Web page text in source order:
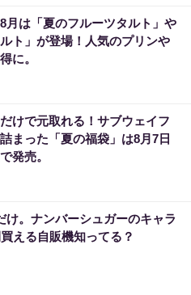
8月は「夏のフルーツタルト」や
ルト」が登場！人気のプリンや
に。
けで元取れる！サブウェイフ
まった「夏の福袋」は8月7日
発売。
け。ナンバーシュガーのキャラ
える自販機知ってる？